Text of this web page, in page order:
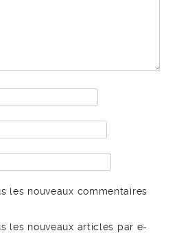
les nouveaux commentaires
les nouveaux articles par e-